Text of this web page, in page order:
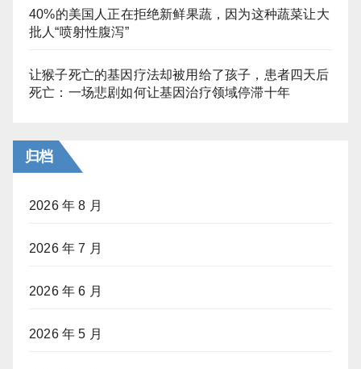
40%的美国人正在拒绝新鲜果蔬，因为这种蔬菜让大
批人“喷射性腹泻”
让猴子死亡的基因疗法却被用给了孩子，患者四天后
死亡：一场悲剧如何让基因治疗领域停滞十年
归档
2026 年 8 月
2026 年 7 月
2026 年 6 月
2026 年 5 月